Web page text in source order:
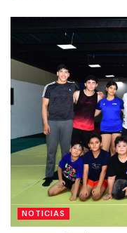
NOTICIAS